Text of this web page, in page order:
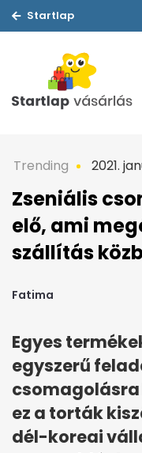
Startlap
Trending 2021.
Zseniális
elő, ami
szállítás
Fatima
Egyes
egyszerű
csomagolásra
ez a torták
dél-koreai